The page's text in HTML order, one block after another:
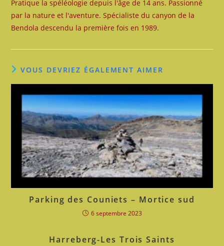
Pratique la spéléologie depuis l'âge de 14 ans. Passionné
par la nature et l'aventure. Spécialiste du canyon de la
Bendola descendu la première fois en 1989.
VOUS DEVRIEZ ÉGALEMENT AIMER
Parking des Couniets – Mortice sud
6 septembre 2023
Harreberg-Les Trois Saints